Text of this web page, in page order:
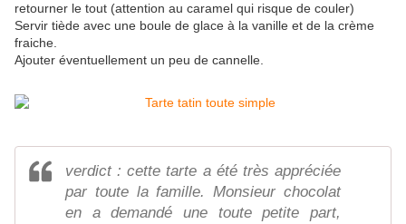
retourner le tout (attention au caramel qui risque de couler)
Servir tiède avec une boule de glace à la vanille et de la crème
fraiche.
Ajouter éventuellement un peu de cannelle.
verdict : cette tarte a été très appréciée
par toute la famille. Monsieur chocolat
en a demandé une toute petite part,